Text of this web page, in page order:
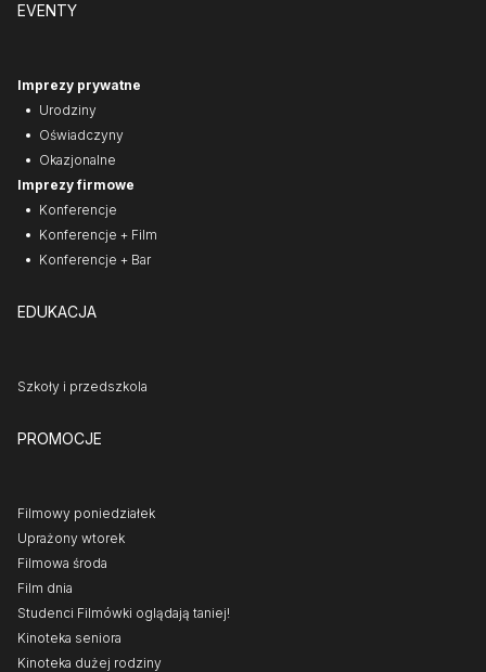
EVENTY
Imprezy prywatne
Urodziny
Oświadczyny
Okazjonalne
Imprezy firmowe
Konferencje
Konferencje + Film
Konferencje + Bar
EDUKACJA
Szkoły i przedszkola
PROMOCJE
Filmowy poniedziałek
Uprażony wtorek
Filmowa środa
Film dnia
Studenci Filmówki oglądają taniej!
Kinoteka seniora
Kinoteka dużej rodziny